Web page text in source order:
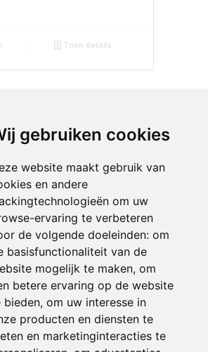
gebruiken cookies
website maakt gebruik van
en andere
om uw
ervaring te verbeteren
de volgende doeleinden: om
basisfunctionaliteit van de
mogelijk te maken, om
betere ervaring op de website
bieden, om uw interesse in
producten en diensten te
en marketinginteracties te
Toon details